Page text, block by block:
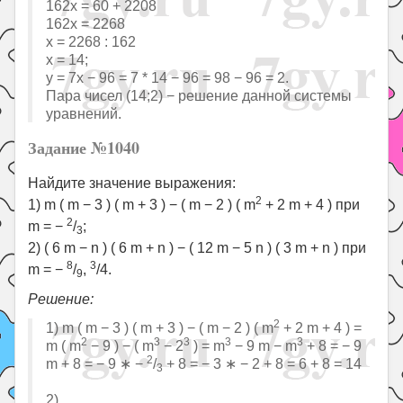
162x = 60 + 2208
162x = 2268
x = 2268 : 162
x = 14;
y = 7x − 96 = 7 * 14 − 96 = 98 − 96 = 2.
Пара чисел (14;2) − решение данной системы
уравнений.
Задание №1040
Найдите значение выражения:
1) m ( m − 3 ) ( m + 3 ) − ( m − 2 ) ( m2 + 2 m + 4 ) при
m = −2/3;
2) ( 6 m − n ) ( 6 m + n ) − ( 12 m − 5 n ) ( 3 m + n ) при
m = −8/9,3/4.
Решение:
1) m ( m − 3 ) ( m + 3 ) − ( m − 2 ) ( m2 + 2 m + 4 ) =
m ( m2 − 9 ) − ( m3 − 23 ) = m3 − 9 m − m3+ 8 = − 9
m + 8 = − 9 ∗ −2/3+ 8 = − 3 ∗ − 2 + 8 = 6 + 8 = 14
2)